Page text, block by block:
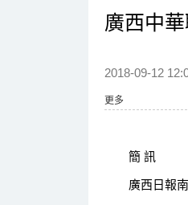
廣西中
2018-09-12
更多
簡 訊
廣西日報南